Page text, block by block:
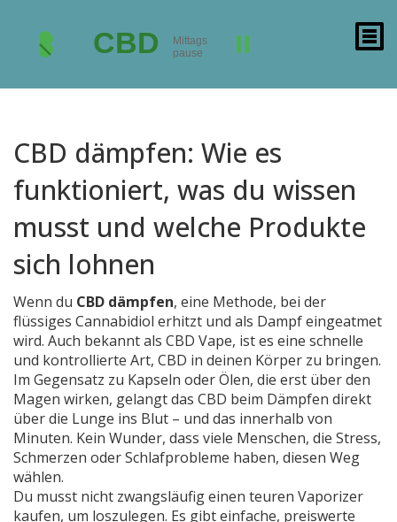
CBD dämpfen: Wie es
funktioniert, was du wissen
musst und welche Produkte
sich lohnen
Wenn du CBD dämpfen, eine Methode, bei der
flüssiges Cannabidiol erhitzt und als Dampf eingeatmet
wird. Auch bekannt als CBD Vape, ist es eine schnelle
und kontrollierte Art, CBD in deinen Körper zu bringen.
Im Gegensatz zu Kapseln oder Ölen, die erst über den
Magen wirken, gelangt das CBD beim Dämpfen direkt
über die Lunge ins Blut – und das innerhalb von
Minuten. Kein Wunder, dass viele Menschen, die Stress,
Schmerzen oder Schlafprobleme haben, diesen Weg
wählen.
Du musst nicht zwangsläufig einen teuren Vaporizer
kaufen, um loszulegen. Es gibt einfache, preiswerte